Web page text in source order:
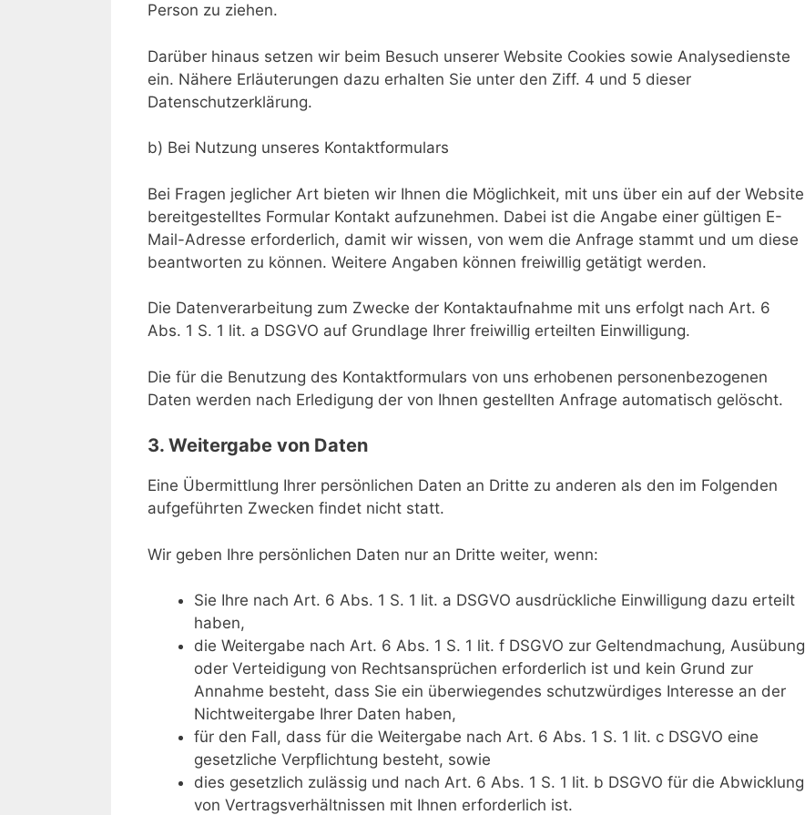
Person zu ziehen.
Darüber hinaus setzen wir beim Besuch unserer Website Cookies sowie Analysedienste
ein. Nähere Erläuterungen dazu erhalten Sie unter den Ziff. 4 und 5 dieser
Datenschutzerklärung.
b) Bei Nutzung unseres Kontaktformulars
Bei Fragen jeglicher Art bieten wir Ihnen die Möglichkeit, mit uns über ein auf der Website
bereitgestelltes Formular Kontakt aufzunehmen. Dabei ist die Angabe einer gültigen E-
Mail-Adresse erforderlich, damit wir wissen, von wem die Anfrage stammt und um diese
beantworten zu können. Weitere Angaben können freiwillig getätigt werden.
Die Datenverarbeitung zum Zwecke der Kontaktaufnahme mit uns erfolgt nach Art. 6
Abs. 1 S. 1 lit. a DSGVO auf Grundlage Ihrer freiwillig erteilten Einwilligung.
Die für die Benutzung des Kontaktformulars von uns erhobenen personenbezogenen
Daten werden nach Erledigung der von Ihnen gestellten Anfrage automatisch gelöscht.
3. Weitergabe von Daten
Eine Übermittlung Ihrer persönlichen Daten an Dritte zu anderen als den im Folgenden
aufgeführten Zwecken findet nicht statt.
Wir geben Ihre persönlichen Daten nur an Dritte weiter, wenn:
Sie Ihre nach Art. 6 Abs. 1 S. 1 lit. a DSGVO ausdrückliche Einwilligung dazu erteilt
haben,
die Weitergabe nach Art. 6 Abs. 1 S. 1 lit. f DSGVO zur Geltendmachung, Ausübung
oder Verteidigung von Rechtsansprüchen erforderlich ist und kein Grund zur
Annahme besteht, dass Sie ein überwiegendes schutzwürdiges Interesse an der
Nichtweitergabe Ihrer Daten haben,
für den Fall, dass für die Weitergabe nach Art. 6 Abs. 1 S. 1 lit. c DSGVO eine
gesetzliche Verpflichtung besteht, sowie
dies gesetzlich zulässig und nach Art. 6 Abs. 1 S. 1 lit. b DSGVO für die Abwicklung
von Vertragsverhältnissen mit Ihnen erforderlich ist.